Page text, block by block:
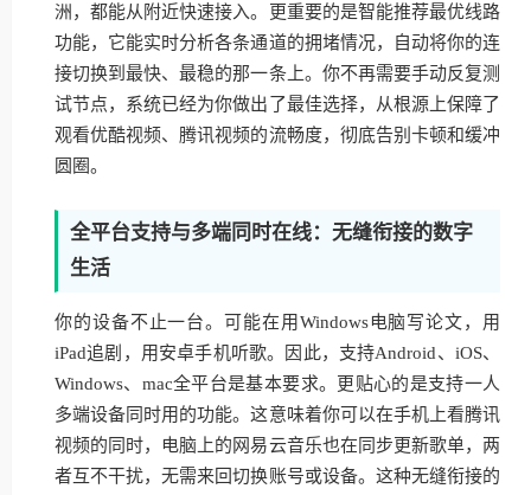
洲，都能从附近快速接入。更重要的是智能推荐最优线路
功能，它能实时分析各条通道的拥堵情况，自动将你的连
接切换到最快、最稳的那一条上。你不再需要手动反复测
试节点，系统已经为你做出了最佳选择，从根源上保障了
观看优酷视频、腾讯视频的流畅度，彻底告别卡顿和缓冲
圆圈。
全平台支持与多端同时在线：无缝衔接的数字
生活
你的设备不止一台。可能在用Windows电脑写论文，用
iPad追剧，用安卓手机听歌。因此，支持Android、iOS、
Windows、mac全平台是基本要求。更贴心的是支持一人
多端设备同时用的功能。这意味着你可以在手机上看腾讯
视频的同时，电脑上的网易云音乐也在同步更新歌单，两
者互不干扰，无需来回切换账号或设备。这种无缝衔接的